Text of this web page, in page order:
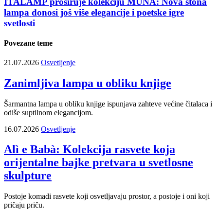
lampa donosi još više elegancije i poetske igre
svetlosti
Povezane teme
21.07.2026 Osvetljenje
Zanimljiva lampa u obliku knjige
Šarmantna lampa u obliku knjige ispunjava zahteve većine čitalaca i
odiše suptilnom elegancijom.
16.07.2026 Osvetljenje
Alì e Babà: Kolekcija rasvete koja
orijentalne bajke pretvara u svetlosne
skulpture
Postoje komadi rasvete koji osvetljavaju prostor, a postoje i oni koji
pričaju priču.